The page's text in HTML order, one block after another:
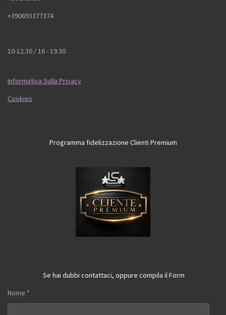
+390693377374
10-12.30 / 16 - 19.30
Informativa Sulla Privacy
Cookies
Programma fidelizzazione Clienti Premium
Se hai dubbi contattaci, oppure compila il Form
Nome *